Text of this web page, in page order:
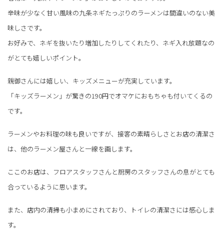
辛味が少なく甘い風味の九条ネギたっぷりのラーメンは間違いのない美
味しさです。
お好みで、ネギを抜いたり増加したりしてくれたり、ネギ入れ放題なの
がとても嬉しいポイント。
親御さんには嬉しい、キッズメニューが充実しています。
「キッズラーメン」が驚きの190円でオマケにおもちゃも付いてくるの
です。
ラーメンやお料理の味も良いですが、接客の素晴らしさとお店の清潔さ
は、他のラーメン屋さんと一線を画します。
ここのお店は、フロアスタッフさんと厨房のスタッフさんの息がとても
合っているように思います。
また、店内の清掃も小まめにされており、トイレの清潔さには感心しま
す。